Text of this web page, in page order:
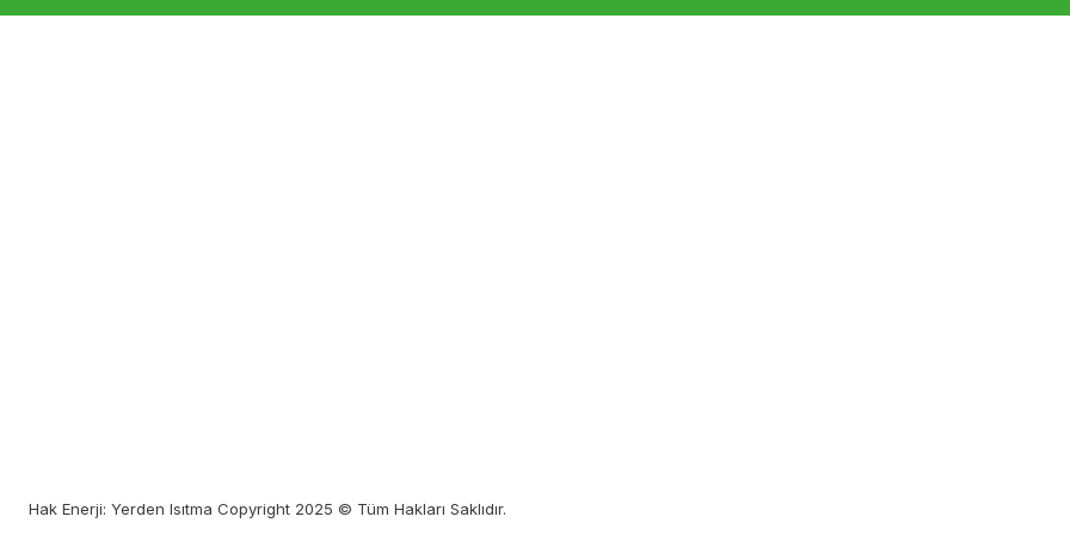
Hak Enerji: Yerden Isıtma Copyright 2025 © Tüm Hakları Saklıdır.